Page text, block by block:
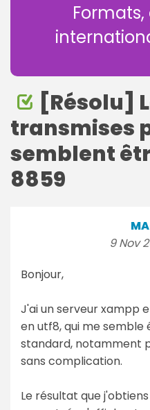
[Résolu]
transmises
semblent
8859
9 Nov
Bonjour,
J'ai un serveur xampp
en utf8, qui me
standard, notamment
sans complication.
Le résultat que